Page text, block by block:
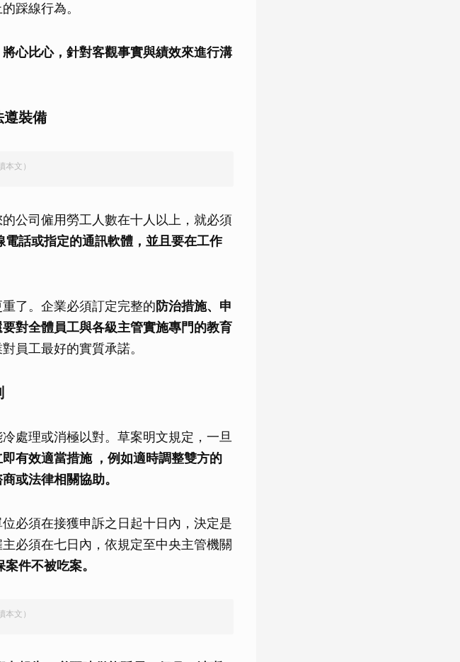
踩線行為。
心比心，針對客觀事實與績效來進行溝
遵裝備
文）
公司僱用勞工人數在十人以上，就必須
話或指定的通訊軟體，並且要在工作
了。企業必須訂定完整的防治措施、申
對全體員工與各級主管實施專門的教育
員工最好的實質承諾。
處理或消極以對。草案明文規定，一旦
即有效適當措施 ，例如適時調整雙方的
或法律相關協助。
必須在接獲申訴之日起十日內，決定是
必須在七日內，依規定至中央主管機關
件不被吃案。
文）